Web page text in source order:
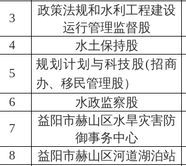
3
政策法规和水利工程建设
运行管理监督股
4
水土保持股
5
规划计划与科技股(招商
办、移民管理股）
6
水政监察股
7
益阳市赫山区水旱灾害防
御事务中心
8
益阳市赫山区河道湖泊站